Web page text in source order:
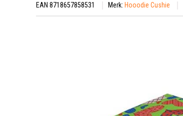
EAN 8718657858531 Merk: Hooodie Cushie